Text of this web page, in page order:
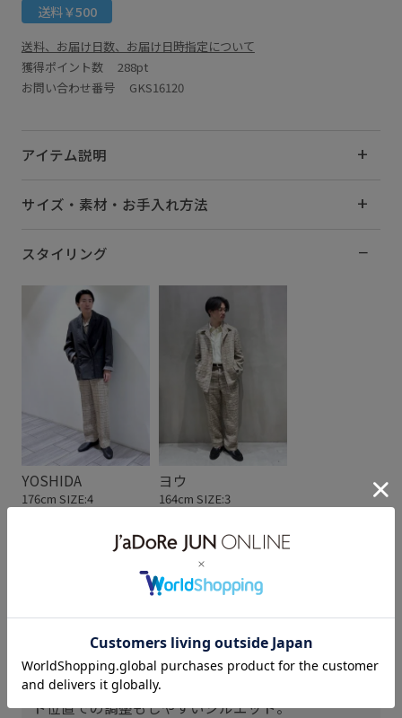
送料￥500
送料、お届け日数、お届け日時指定について
獲得ポイント数 288pt
お問い合わせ番号 GKS16120
アイテム説明
サイズ・素材・お手入れ方法
スタイリング
YOSHIDA
176cm SIZE:4
ヨウ
164cm SIZE:3
スタッフレビュー
175cm、サイズ4着用。
シルクリネン素材でメリハリのある素材感です。
レンクズはやや長め、股上も長さがあるのでウエス
ト位置での調整もしやすいシルエット。